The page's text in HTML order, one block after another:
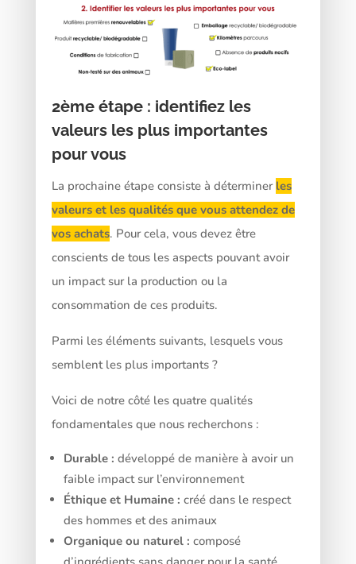
2ème étape : identifiez les
valeurs les plus importantes
pour vous
La prochaine étape consiste à déterminer les
valeurs et les qualités que vous attendez de
vos achats. Pour cela, vous devez être
conscients de tous les aspects pouvant avoir
un impact sur la production ou la
consommation de ces produits.
Parmi les éléments suivants, lesquels vous
semblent les plus importants ?
Voici de notre côté les quatre qualités
fondamentales que nous recherchons :
Durable : développé de manière à avoir un
faible impact sur l’environnement
Éthique et Humaine : créé dans le respect
des hommes et des animaux
Organique ou naturel : composé